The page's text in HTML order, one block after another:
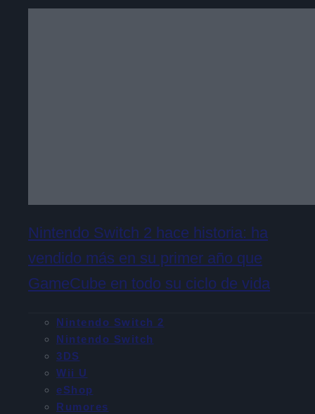
Nintendo Switch 2 hace historia: ha
vendido más en su primer año que
GameCube en todo su ciclo de vida
Nintendo Switch 2
Nintendo Switch
3DS
Wii U
eShop
Rumores